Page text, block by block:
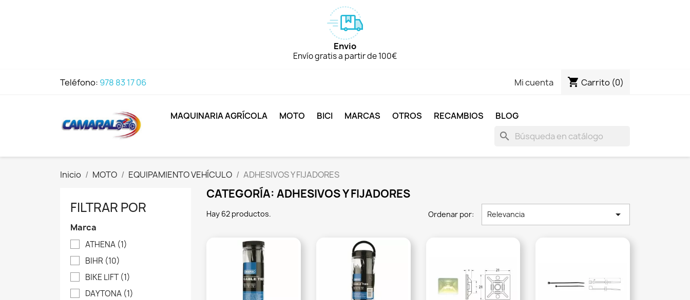
Envio
Envío gratis a partir de 100€
Teléfono: 978 83 17 06 Mi cuenta shopping_cart Carrito (0)
MAQUINARIA AGRÍCOLA MOTO BICI MARCAS OTROS RECAMBIOS BLOG
search
Inicio MOTO EQUIPAMIENTO VEHÍCULO ADHESIVOS Y FIJADORES
FILTRAR POR
Marca
ATHENA (1)
BIHR (10)
BIKE LIFT(1)
DAYTONA (1)
CATEGORÍA: ADHESIVOS Y FIJADORES
Hay 62 productos. Ordenar por: Relevancia 